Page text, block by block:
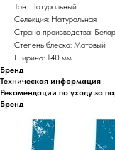
Тон: Натуральный
Селекция: Натуральная
Страна производства:
Степень блеска: Матовый
Ширина: 140 мм
Бренд
Техническая информация
Рекомендации по уходу за
Бренд